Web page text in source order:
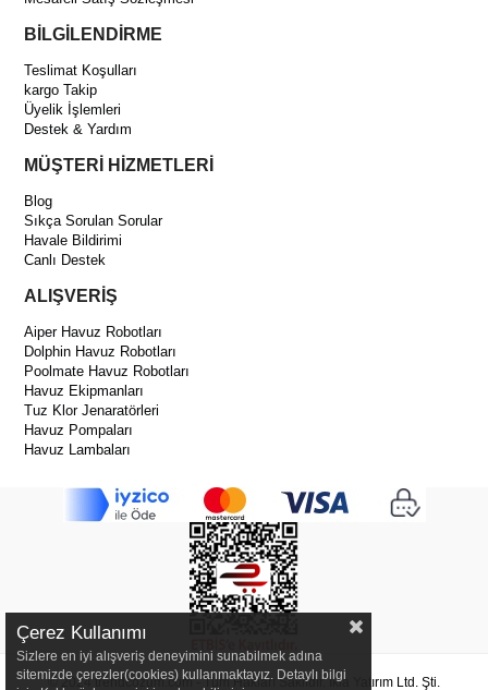
BİLGİLENDİRME
Teslimat Koşulları
kargo Takip
Üyelik İşlemleri
Destek & Yardım
MÜŞTERİ HİZMETLERİ
Blog
Sıkça Sorulan Sorular
Havale Bildirimi
Canlı Destek
ALIŞVERİŞ
Aiper Havuz Robotları
Dolphin Havuz Robotları
Poolmate Havuz Robotları
Havuz Ekipmanları
Tuz Klor Jenaratörleri
Havuz Pompaları
Havuz Lambaları
© 2024 trendcozum.com - Tüm Hakları Saklıdır. İkia Yatırım Ltd. Şti.
Çerez Kullanımı
Sizlere en iyi alışveriş deneyimini sunabilmek adına
sitemizde çerezler(cookies) kullanmaktayız. Detaylı bilgi